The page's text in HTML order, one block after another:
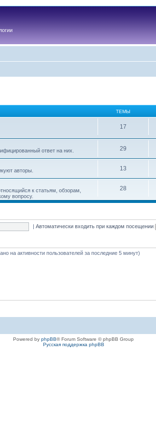
ТЕМЫ
17
ответ на них. 29
авторы. 13
к статьям, обзорам,
вопросу.
28
|Автоматически входить при каждом посещении
на активности пользователей за последние 5 минут)
Powered by phpBB® Forum Software © phpBB Group
Русская поддержка phpBB